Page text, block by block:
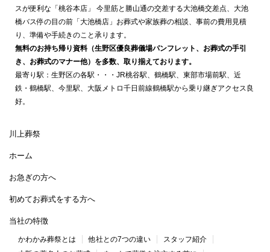
スが便利な「桃谷本店」 今里筋と勝山通の交差する大池橋交差点、大池
橋バス停の目の前「大池橋店」お葬式や家族葬の相談、事前の費用見積
り、準備や手続きのこと承ります。
無料のお持ち帰り資料（生野区優良葬儀場パンフレット、お葬式の手引
き、お葬式のマナー他）を多数、取り揃えております。
最寄り駅：生野区の各駅・・・JR桃谷駅、鶴橋駅、東部市場前駅、近
鉄・鶴橋駅、今里駅、大阪メトロ千日前線鶴橋駅から乗り継ぎアクセス良
好。
川上葬祭
ホーム
お急ぎの方へ
初めてお葬式をする方へ
当社の特徴
かわかみ葬祭とは 他社との7つの違い
スタッフ紹介